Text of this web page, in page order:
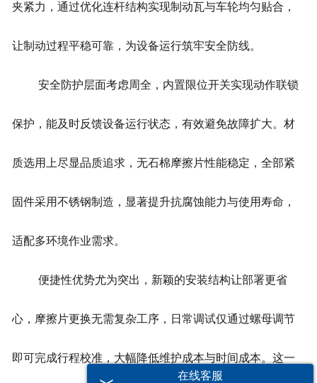
夹紧力，通过优化连杆结构实现制动瓦与车轮均匀贴合，
让制动过程平稳可靠，为设备运行筑牢安全防线。
安全防护层面考虑周全，内置限位开关实现动作联锁
保护，能及时反馈设备运行状态，有效避免故障扩大。材
质选用上尽显品质追求，无石棉摩擦片性能稳定，全部紧
固件采用不锈钢制造，显著提升抗腐蚀能力与使用寿命，
适配多环境作业需求。
便捷性优势尤为突出，新颖的安装结构让部署更省
心，摩擦片更换无需复杂工序，日常调试仅通过螺母调节
即可完成行程校准，大幅降低维护成本与时间成本。这一
在线客服